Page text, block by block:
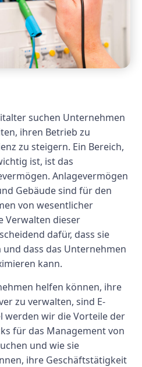
suchen Unternehmen
ihren Betrieb zu
zu steigern. Ein Bereich,
ist, ist das
Anlagevermögen
Gebäude sind für den
von wesentlicher
Verwalten dieser
dafür, dass sie
dass das Unternehmen
kann.
helfen können, ihre
zu verwalten, sind E-
werden wir die Vorteile der
für das Management von
und wie sie
ihre Geschäftstätigkeit